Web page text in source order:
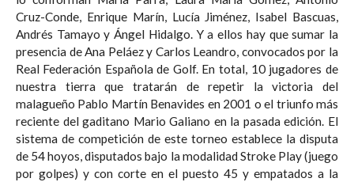
Cruz-Conde, Enrique Marín, Lucía Jiménez, Isabel Bascuas,
Andrés Tamayo y Ángel Hidalgo. Y a ellos hay que sumar la
presencia de Ana Peláez y Carlos Leandro, convocados por la
Real Federación Española de Golf. En total, 10 jugadores de
nuestra tierra que tratarán de repetir la victoria del
malagueño Pablo Martín Benavides en 2001 o el triunfo más
reciente del gaditano Mario Galiano en la pasada edición. El
sistema de competición de este torneo establece la disputa
de 54 hoyos, disputados bajo la modalidad Stroke Play (juego
por golpes) y con corte en el puesto 45 y empatados a la